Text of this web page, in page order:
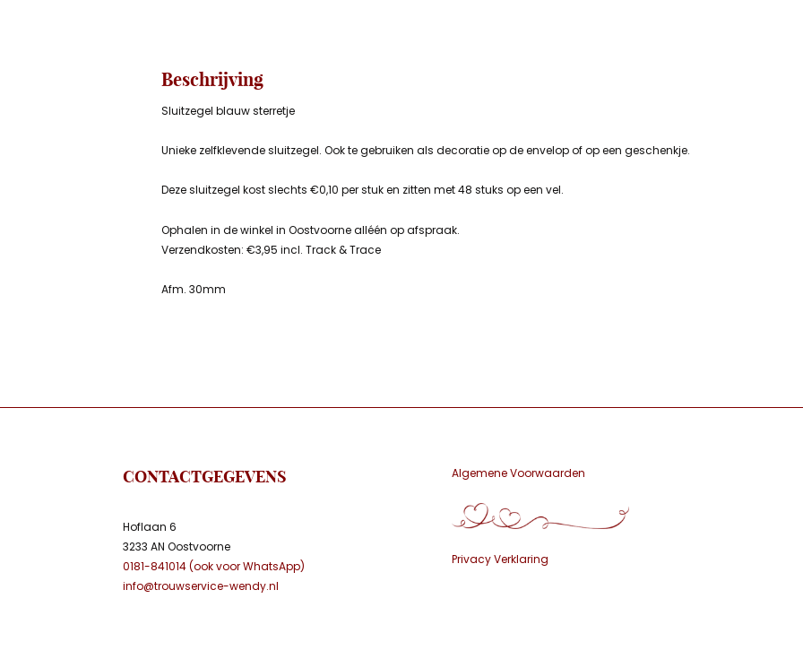
Beschrijving
Sluitzegel blauw sterretje
Unieke zelfklevende sluitzegel. Ook te gebruiken als decoratie op de envelop of op een geschenkje.
Deze sluitzegel kost slechts €0,10 per stuk en zitten met 48 stuks op een vel.
Ophalen in de winkel in Oostvoorne alléén op afspraak.
Verzendkosten: €3,95 incl. Track & Trace
Afm. 30mm
CONTACTGEGEVENS
Hoflaan 6
3233 AN Oostvoorne
0181-841014 (ook voor WhatsApp)
info@trouwservice-wendy.nl
Algemene Voorwaarden
Privacy Verklaring